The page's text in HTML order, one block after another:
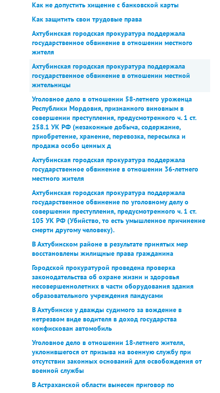
Как не допустить хищение с банковской карты
Как защитить свои трудовые права
Ахтубинская городская прокуратура поддержала
государственное обвинение в отношении местного
жителя
Ахтубинская городская прокуратура поддержала
государственное обвинение в отношении местной
жительницы
Уголовное дело в отношении 58-летнего уроженца
Республики Мордовия, признанного виновным в
совершении преступления, предусмотренного ч. 1 ст.
258.1 УК РФ (незаконные добыча, содержание,
приобретение, хранение, перевозка, пересылка и
продажа особо ценных д
Ахтубинская городская прокуратура поддержала
государственное обвинение в отношении 36-летнего
местного жителя
Ахтубинская городская прокуратура поддержала
государственное обвинение по уголовному делу о
совершении преступления, предусмотренного ч. 1 ст.
105 УК РФ (Убийство, то есть умышленное причинение
смерти другому человеку).
В Ахтубинском районе в результате принятых мер
восстановлены жилищные права гражданина
Городской прокуратурой проведена проверка
законодательства об охране жизни и здоровья
несовершеннолетних в части оборудования здания
образовательного учреждения пандусами
В Ахтубинске у дважды судимого за вождение в
нетрезвом виде водителя в доход государства
конфискован автомобиль
Уголовное дело в отношении 18-летнего жителя,
уклонившегося от призыва на военную службу при
отсутствии законных оснований для освобождения от
военной службы
В Астраханской области вынесен приговор по